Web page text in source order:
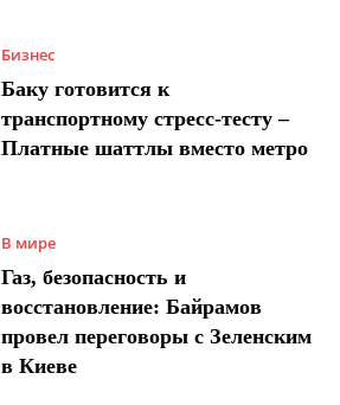
Бизнес
Баку готовится к
транспортному стресс-тесту –
Платные шаттлы вместо метро
В мире
Газ, безопасность и
восстановление: Байрамов
провел переговоры с Зеленским
в Киеве